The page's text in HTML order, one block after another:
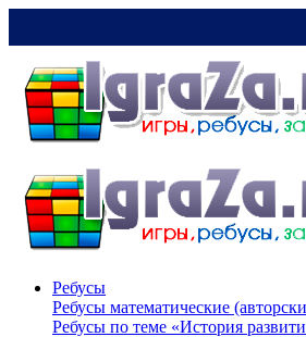
Ребусы
Ребусы математические
Ребусы по теме «История